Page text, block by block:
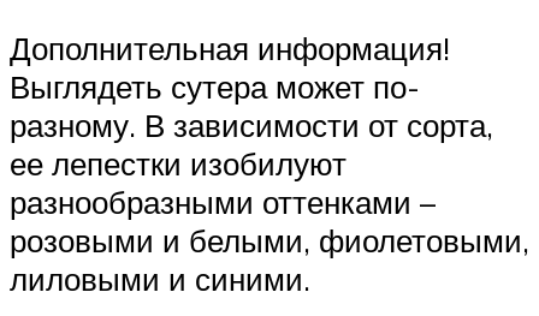
Дополнительная информация!
Выглядеть сутера может по-
разному. В зависимости от сорта,
ее лепестки изобилуют
разнообразными оттенками –
розовыми и белыми, фиолетовыми,
лиловыми и синими.